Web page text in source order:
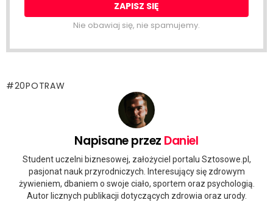
Nie obawiaj się, nie spamujemy.
20POTRAW
Napisane przez Daniel
Student uczelni biznesowej, założyciel portalu Sztosowe.pl,
pasjonat nauk przyrodniczych. Interesujący się zdrowym
żywieniem, dbaniem o swoje ciało, sportem oraz psychologią.
Autor licznych publikacji dotyczących zdrowia oraz urody.